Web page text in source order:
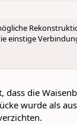
einstige
dass die
wurde als